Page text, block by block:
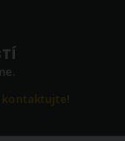
kontaktujte!